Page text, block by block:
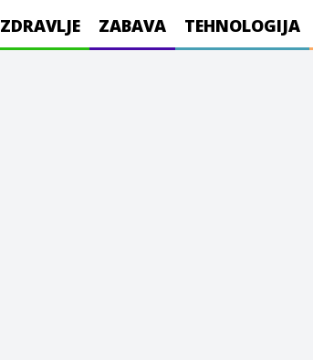
ZDRAVLJE ZABAVA TEHNOLOGIJA